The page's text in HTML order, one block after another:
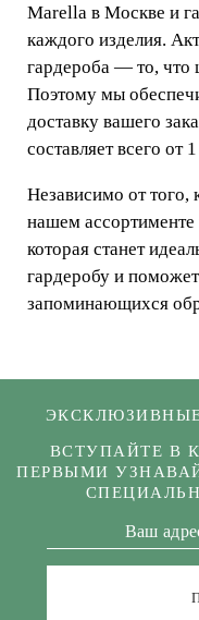
Marella в Москве и
каждого изделия.
гардероба — то, что
Поэтому мы
доставку вашего
составляет всего от
Независимо от того,
нашем ассортименте
которая станет
гардеробу и
запоминающихся
ВСТУПАЙТЕ В
ПЕРВЫМИ